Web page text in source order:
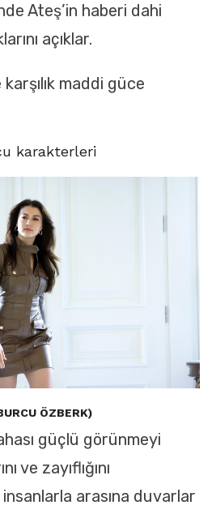
Ateş’in haberi dahi
açıklar.
maddi güce
karakterleri
ÖZBERK)
güçlü görünmeyi
ve zayıflığını
arasına duvarlar